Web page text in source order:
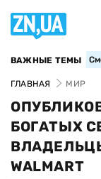
ВАЖНЫЕ ТЕМЫ
ГЛАВНАЯ МИР
БОГАТЫХ
WALMART